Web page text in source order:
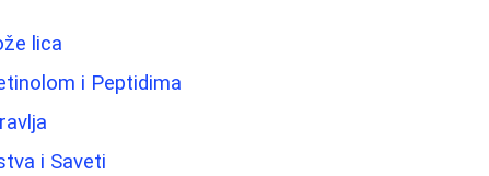
lica
i Peptidima
i Saveti